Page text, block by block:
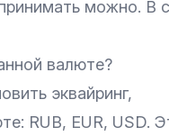
можно. В
валюте?
эквайринг,
RUB, EUR, USD.